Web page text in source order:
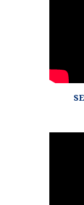
de